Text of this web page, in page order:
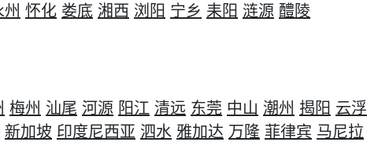
州 怀化 娄底 湘西 浏阳 宁乡 耒阳 涟源 醴陵
梅州 汕尾 河源 阳江 清远 东莞 中山 潮州 揭阳 云浮
新加坡 印度尼西亚 泗水 雅加达 万隆 菲律宾 马尼拉